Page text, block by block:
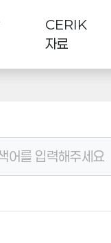
CERIK
자료